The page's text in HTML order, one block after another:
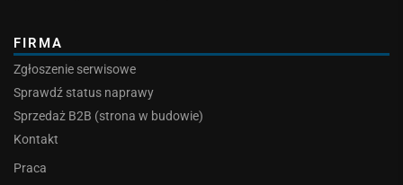
FIRMA
Zgłoszenie serwisowe
Sprawdź status naprawy
Sprzedaż B2B (strona w budowie)
Kontakt
Praca